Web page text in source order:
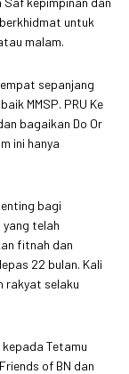
untuk
malam.
sepanjang
MMSP. PRU Ke
bagaikan Do Or
ini hanya
bagi
yang telah
fitnah dan
22 bulan. Kali
rakyat selaku
Tetamu
of BN dan